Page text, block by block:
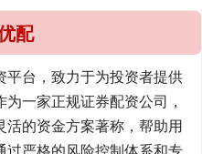
配
台，致力于为投资者提供
一家正规证券配资公司，
的资金方案著称，帮助用